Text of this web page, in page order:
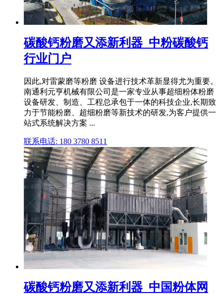
碳酸钙粉磨又添新利器_中粉碳酸钙
行业门户
因此,对雷蒙磨等粉磨 设备进行技术革新显得尤为重要。
南通利元亨机械有限公司是一家专业从事超细粉体粉磨
设备研发、制造、工程总承包于一体的科技企业,长期致
力于节能粉磨、超细粉磨等新技术的研发,为客户提供一
站式系统解决方案 ...
联系电话: 180 3780 8511
碳酸钙粉磨又添新利器_中国粉体网